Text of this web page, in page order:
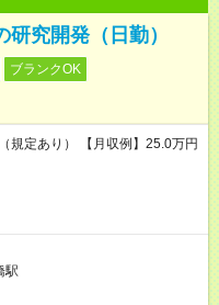
究開発（日勤）
ブランクOK
定あり） 【月収例】25.0万円
駅